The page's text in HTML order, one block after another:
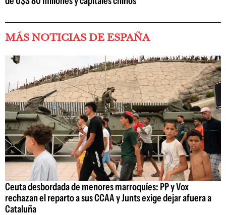
MÁS NOTICIAS DE ESPAÑA
Ceuta desbordada de menores marroquíes: PP y Vox
rechazan el reparto a sus CCAA y Junts exige dejar afuera a
Cataluña